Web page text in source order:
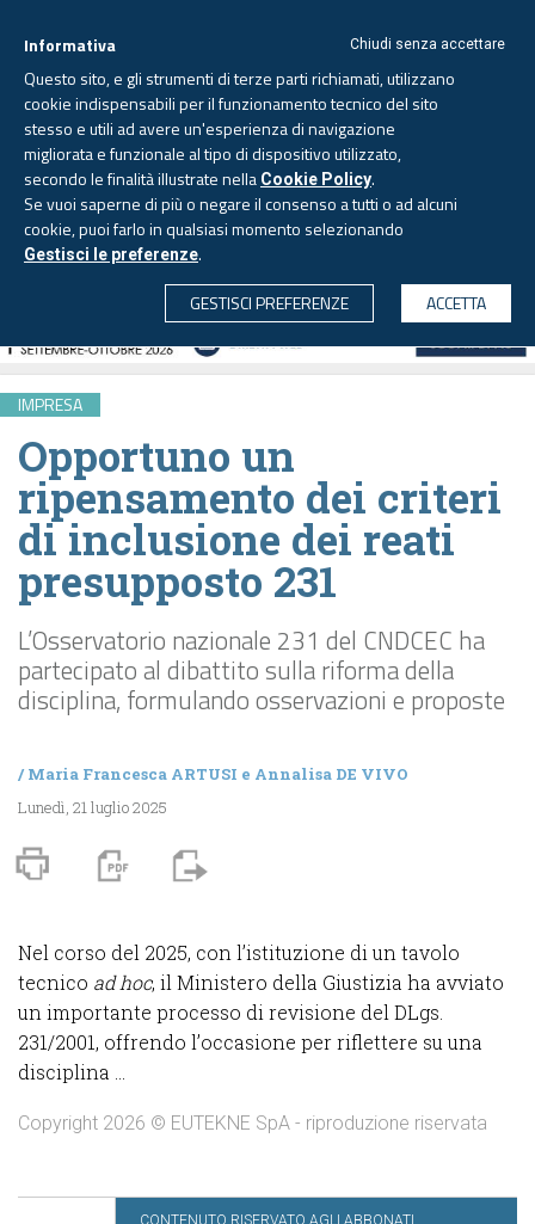
CERCA
Sabato, 8 agosto 2026 - Aggiornato alle 6.00
IMPRESA
Opportuno un
ripensamento dei criteri
di inclusione dei reati
presupposto 231
L’Osservatorio nazionale 231 del CNDCEC ha
partecipato al dibattito sulla riforma della
disciplina, formulando osservazioni e proposte
/Maria Francesca ARTUSI e Annalisa DE VIVO
Lunedì, 21 luglio 2025
Nel corso del 2025, con l’istituzione di un tavolo
tecnico ad hoc, il Ministero della Giustizia ha avviato
un importante processo di revisione del DLgs.
231/2001, offrendo l’occasione per riflettere su una
disciplina ...
Copyright 2026 © EUTEKNE SpA - riproduzione riservata
CONTENUTO RISERVATO AGLI ABBONATI
Chiudi senza accettare
Informativa
Questo sito, e gli strumenti di terze parti richiamati, utilizzano
cookie indispensabili per il funzionamento tecnico del sito
stesso e utili ad avere un'esperienza di navigazione
migliorata e funzionale al tipo di dispositivo utilizzato,
secondo le finalità illustrate nella Cookie Policy.
Se vuoi saperne di più o negare il consenso a tutti o ad alcuni
cookie, puoi farlo in qualsiasi momento selezionando
Gestisci le preferenze.
GESTISCI PREFERENZE
ACCETTA